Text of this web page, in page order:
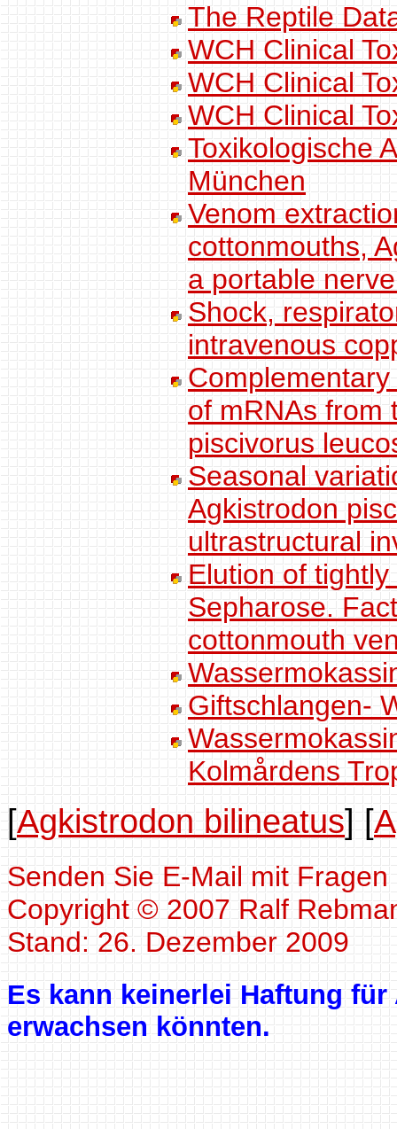
The Reptile
WCH Clinical
WCH Clinical
WCH Clinical
Toxikologische
München
Venom
cottonmouths,
a portable
Shock,
intravenous
of mRNAs from
piscivorus
Seasonal
Agkistrodon
ultrastructural
Elution of
Sepharose.
cottonmouth
Giftschlangen-
Kolmårdens
[Agkistrodon bilineatus] [
Senden Sie E-Mail mit
Copyright © 2007 Ralf
Stand: 26. Dezember 2009
Es kann keinerlei Haftung
erwachsen könnten.